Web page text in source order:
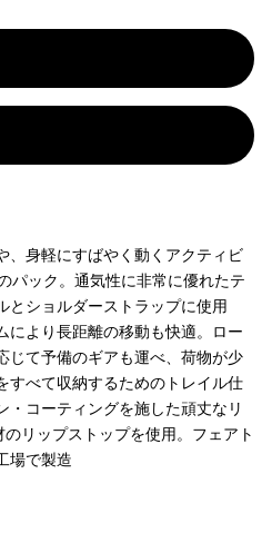
、身軽にすばやく動くアクティビ
パック。通気性に非常に優れたテ
とショルダーストラップに使用
により長距離の移動も快適。ロー
じて予備のギアも運べ、荷物が少
すべて収納するためのトレイル仕
コーティングを施した頑丈なリ
リップストップを使用。フェアト
場で製造